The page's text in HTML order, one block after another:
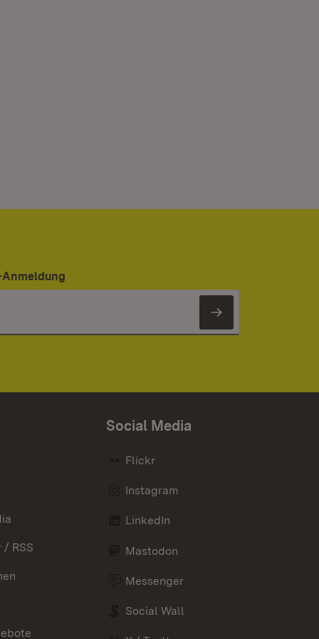
Newsletter
RSS
Social Media
Flickr
Instagram
LinkedIn
Mastodon
Messenger
Social Wall